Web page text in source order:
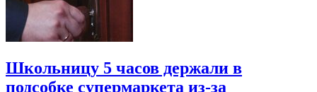
Школьницу 5 часов держали в
подсобке супермаркета из-за